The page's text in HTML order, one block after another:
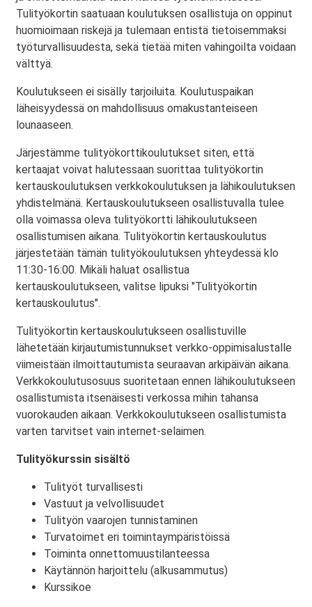
Tulityökortin saatuaan koulutuksen osallistuja on oppinut
huomioimaan riskejä ja tulemaan entistä tietoisemmaksi
työturvallisuudesta, sekä tietää miten vahingoilta voidaan
välttyä.
Koulutukseen ei sisälly tarjoiluita. Koulutuspaikan
läheisyydessä on mahdollisuus omakustanteiseen
lounaaseen.
Järjestämme tulityökorttikoulutukset siten, että
kertaajat voivat halutessaan suorittaa tulityökortin
kertauskoulutuksen verkkokoulutuksen ja lähikoulutuksen
yhdistelmänä. Kertauskoulutukseen osallistuvalla tulee
olla voimassa oleva tulityökortti lähikoulutukseen
osallistumisen aikana. Tulityökortin kertauskoulutus
järjestetään tämän tulityökoulutuksen yhteydessä klo
11:30-16:00. Mikäli haluat osallistua
kertauskoulutukseen, valitse lipuksi "Tulityökortin
kertauskoulutus".
Tulityökortin kertauskoulutukseen osallistuville
lähetetään kirjautumistunnukset verkko-oppimisalustalle
viimeistään ilmoittautumista seuraavan arkipäivän aikana.
Verkkokoulutusosuus suoritetaan ennen lähikoulutukseen
osallistumista itsenäisesti verkossa mihin tahansa
vuorokauden aikaan. Verkkokoulutukseen osallistumista
varten tarvitset vain internet-selaimen.
Tulityökurssin sisältö
Tulityöt turvallisesti
Vastuut ja velvollisuudet
Tulityön vaarojen tunnistaminen
Turvatoimet eri toimintaympäristöissä
Toiminta onnettomuustilanteessa
Käytännön harjoittelu (alkusammutus)
Kurssikoe